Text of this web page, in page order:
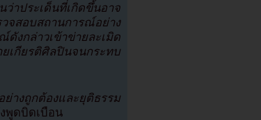
ว่าประเด็นที่เกิดขึ้นอาจ
สอบสถานการณ์อย่าง
ดังกล่าวเข้าข่ายละเมิด
เกียรติศิลปินจนกระทบ
างถูกต้องและยุติธรรม
พูดบิดเบือน